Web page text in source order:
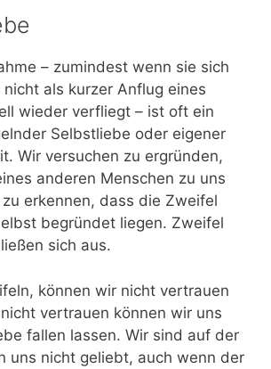
– zumindest wenn sie sich
als kurzer Anflug eines
wieder verfliegt – ist oft ein
Selbstliebe oder eigener
Wir versuchen zu ergründen,
anderen Menschen zu uns
erkennen, dass die Zweifel
begründet liegen. Zweifel
sich aus.
können wir nicht vertrauen
vertrauen können wir uns
fallen lassen. Wir sind auf der
uns nicht geliebt, auch wenn der